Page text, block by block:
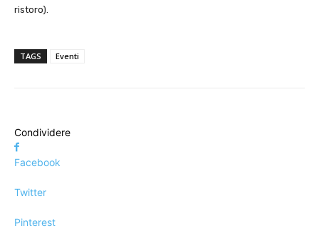
ristoro).
TAGS Eventi
Condividere
Facebook
Twitter
Pinterest